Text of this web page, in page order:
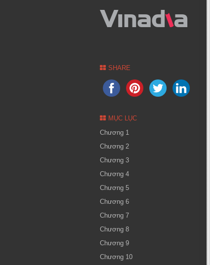
SHARE
MỤC LỤC
Chương 1
Chương 2
Chương 3
Chương 4
Chương 5
Chương 6
Chương 7
Chương 8
Chương 9
Chương 10